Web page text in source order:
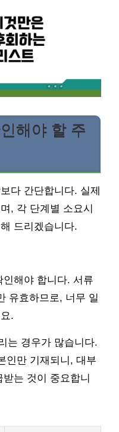
해야 할 주
다 간단합니다. 실제
, 각 단계별 소요시
드리겠습니다.
해야 합니다. 서류
유효하므로, 너무 일
.
는 경우가 많습니다.
인만 기재되니, 대부
는 것이 중요합니